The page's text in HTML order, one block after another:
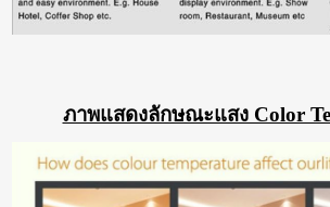
ภาพแสดงลักษณะแสง Color